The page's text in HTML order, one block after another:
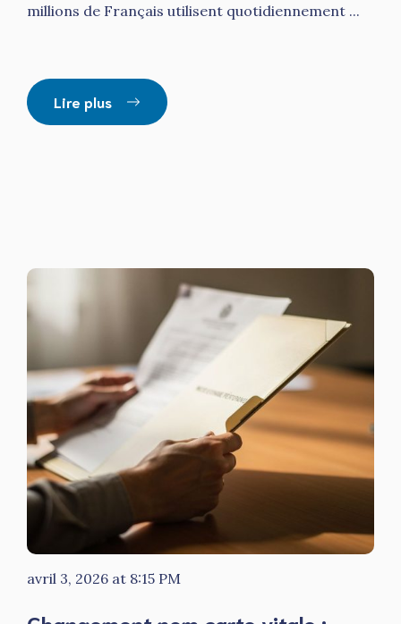
millions de Français utilisent quotidiennement ...
Lire plus
avril 3, 2026 at 8:15 PM